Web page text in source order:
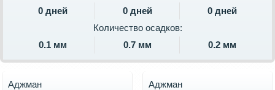
0 дней
0 дней
0 дней
Количество осадков:
0.1 мм
0.7 мм 0.2 мм
Аджман Аджман